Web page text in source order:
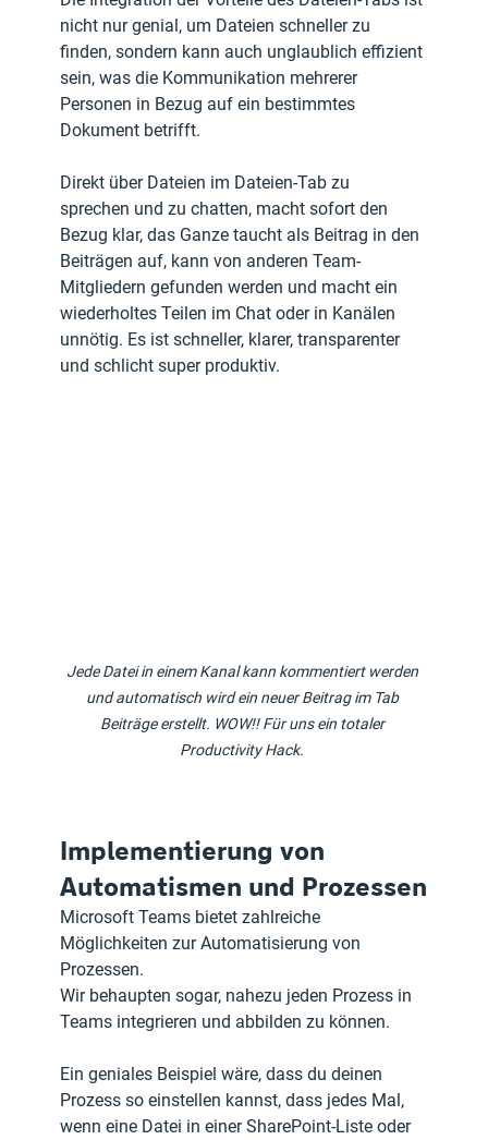
nicht nur genial, um Dateien schneller zu
finden, sondern kann auch unglaublich effizient
sein, was die Kommunikation mehrerer
Personen in Bezug auf ein bestimmtes
Dokument betrifft.
Direkt über Dateien im Dateien-Tab zu
sprechen und zu chatten, macht sofort den
Bezug klar, das Ganze taucht als Beitrag in den
Beiträgen auf, kann von anderen Team-
Mitgliedern gefunden werden und macht ein
wiederholtes Teilen im Chat oder in Kanälen
unnötig. Es ist schneller, klarer, transparenter
und schlicht super produktiv.
Jede Datei in einem Kanal kann kommentiert werden
und automatisch wird ein neuer Beitrag im Tab
Beiträge erstellt. WOW!! Für uns ein totaler
Productivity Hack.
Implementierung von
Automatismen und Prozessen
Microsoft Teams bietet zahlreiche
Möglichkeiten zur Automatisierung von
Prozessen.
Wir behaupten sogar, nahezu jeden Prozess in
Teams integrieren und abbilden zu können.
Ein geniales Beispiel wäre, dass du deinen
Prozess so einstellen kannst, dass jedes Mal,
wenn eine Datei in einer SharePoint-Liste oder